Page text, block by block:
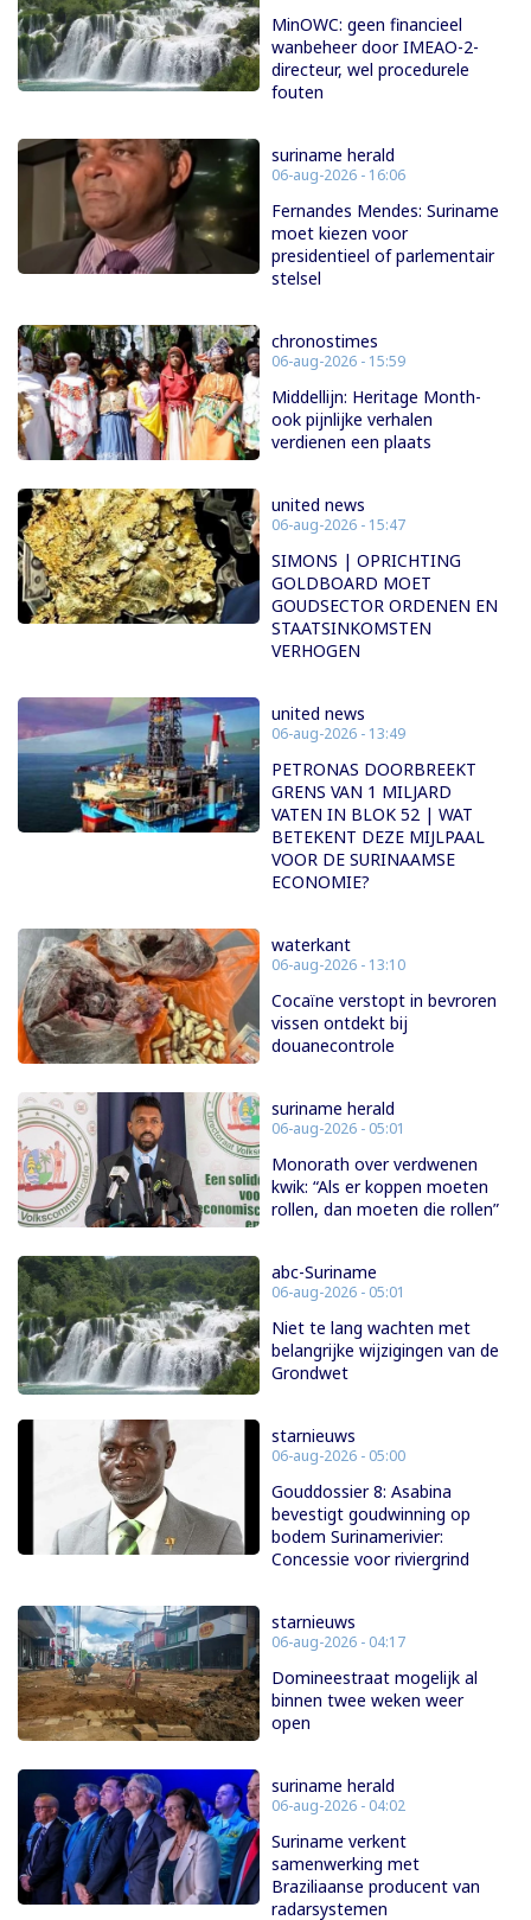
MinOWC: geen financieel
wanbeheer door IMEAO-2-
directeur, wel procedurele
fouten
suriname herald
06-aug-2026 - 16:06
Fernandes Mendes: Suriname
moet kiezen voor
presidentieel of parlementair
stelsel
chronostimes
06-aug-2026 - 15:59
Middellijn: Heritage Month-
ook pijnlijke verhalen
verdienen een plaats
united news
06-aug-2026 - 15:47
SIMONS | OPRICHTING
GOLDBOARD MOET
GOUDSECTOR ORDENEN EN
STAATSINKOMSTEN
VERHOGEN
united news
06-aug-2026 - 13:49
PETRONAS DOORBREEKT
GRENS VAN 1 MILJARD
VATEN IN BLOK 52 | WAT
BETEKENT DEZE MIJLPAAL
VOOR DE SURINAAMSE
ECONOMIE?
waterkant
06-aug-2026 - 13:10
Cocaïne verstopt in bevroren
vissen ontdekt bij
douanecontrole
suriname herald
06-aug-2026 - 05:01
Monorath over verdwenen
kwik: “Als er koppen moeten
rollen, dan moeten die rollen”
abc-Suriname
06-aug-2026 - 05:01
Niet te lang wachten met
belangrijke wijzigingen van de
Grondwet
starnieuws
06-aug-2026 - 05:00
Gouddossier 8: Asabina
bevestigt goudwinning op
bodem Surinamerivier:
Concessie voor riviergrind
starnieuws
06-aug-2026 - 04:17
Domineestraat mogelijk al
binnen twee weken weer
open
suriname herald
06-aug-2026 - 04:02
Suriname verkent
samenwerking met
Braziliaanse producent van
radarsystemen